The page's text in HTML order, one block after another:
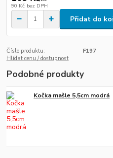
90 Kč bez DPH
Přidat do
Číslo produktu:
F197
Hlídat cenu / dostupnost
Podobné produkty
Kočka mašle 5,5cm modrá